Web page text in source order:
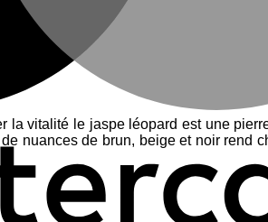
vitalité le jaspe léopard est une
nuances de brun, beige et noir rend